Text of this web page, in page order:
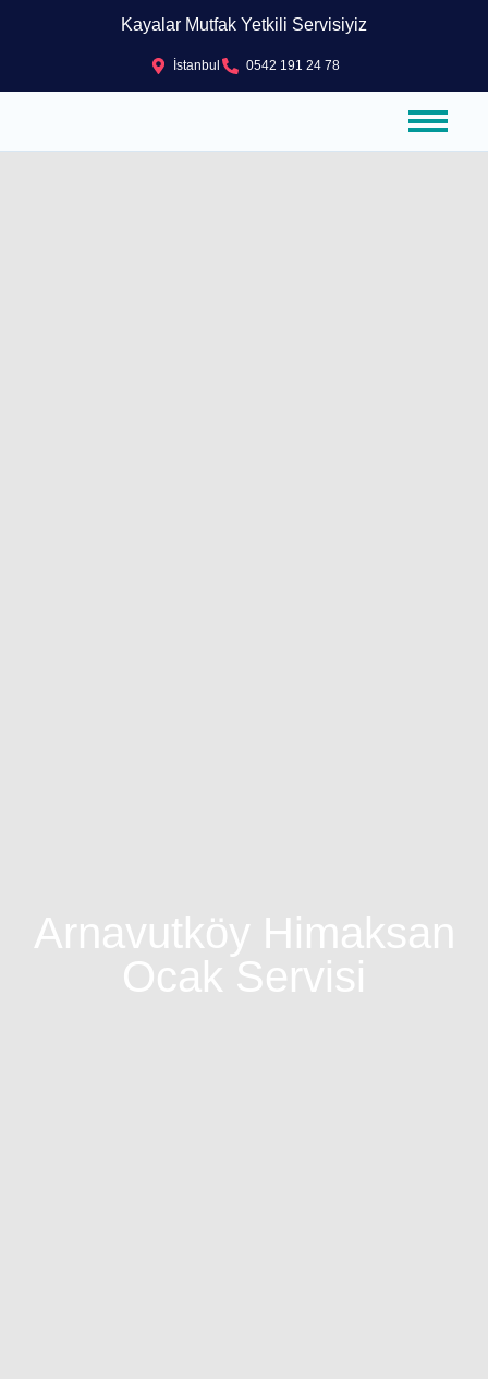
Kayalar Mutfak Yetkili Servisiyiz
İstanbul 0542 191 24 78
Arnavutköy Himaksan
Ocak Servisi